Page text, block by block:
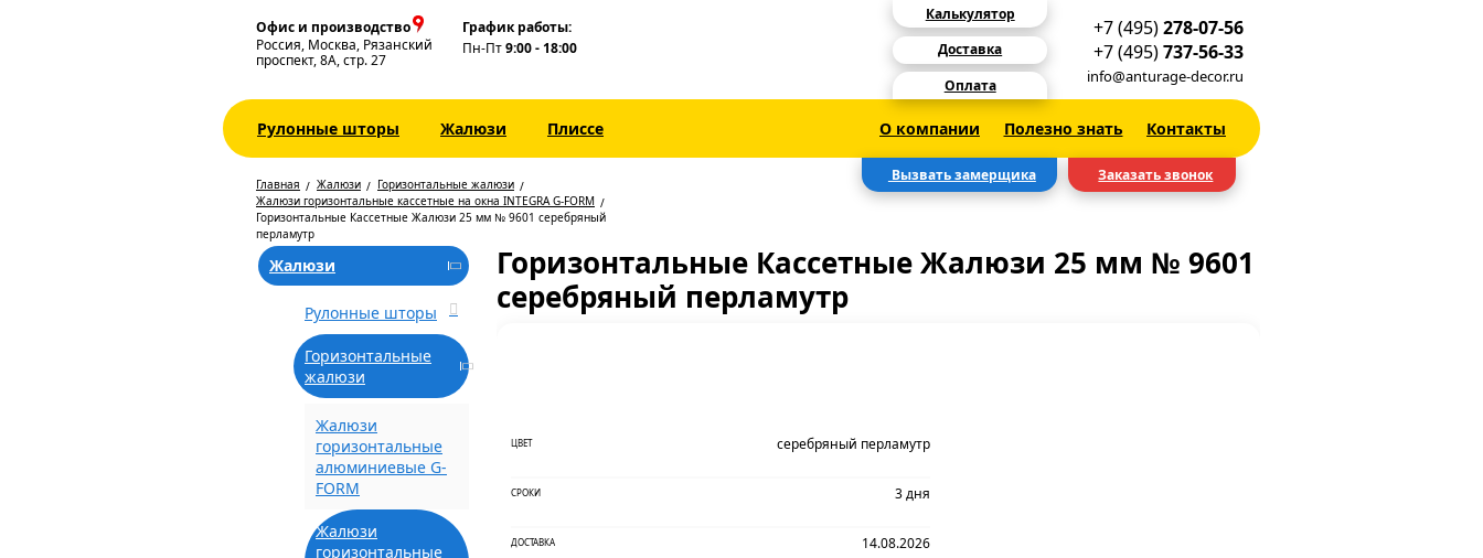
Офис и производство
Россия, Москва, Рязанский
проспект, 8А, стр. 27
График работы:
Пн-Пт9:00 - 18:00
Калькулятор
Доставка
Оплата
+7 (495)278-07-56
+7 (495)737-56-33
info@anturage-decor.ru
Рулонные шторы Жалюзи Плиссе О компании Полезно знать Контакты
Вызвать замерщика Заказать звонок
Главная Жалюзи
Горизонтальные жалюзи
Жалюзи горизонтальные кассетные на окна INTEGRA G-FORM
Горизонтальные Кассетные Жалюзи 25 мм № 9601 серебряный
перламутр
Жалюзи
Рулонные шторы
Горизонтальные
жалюзи
Жалюзи
горизонтальные
алюминиевые G-
FORM
Жалюзи
горизонтальные
Горизонтальные Кассетные Жалюзи 25 мм № 9601
серебряный перламутр
ЦВЕТ серебряный перламутр
СРОКИ 3 дня
ДОСТАВКА 14.08.2026